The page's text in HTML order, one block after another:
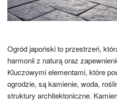
Ogród japoński to przestrzeń,
harmonii z naturą oraz
Kluczowymi elementami, które
ogrodzie, są kamienie, woda,
struktury architektoniczne.